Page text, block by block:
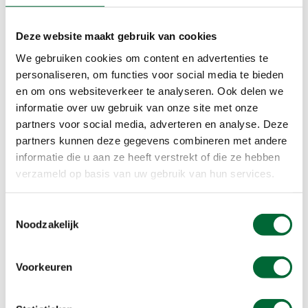
Deze website maakt gebruik van cookies
We gebruiken cookies om content en advertenties te
personaliseren, om functies voor social media te bieden
en om ons websiteverkeer te analyseren. Ook delen we
informatie over uw gebruik van onze site met onze
partners voor social media, adverteren en analyse. Deze
partners kunnen deze gegevens combineren met andere
informatie die u aan ze heeft verstrekt of die ze hebben
verzameld op basis van uw gebruik van hun services.
Noodzakelijk
Voorkeuren
Landschapstijl. Bochtige waterpartijen, glooiende
af en scheppen de illusie van een oneindig Bos.
De Heuvelwandeling is 6 kilometer. En de
wandelroute start bij De Boswinkel, waar je ook
meteen de routebeschrijving kan kopen voor
slechts €1,50. Liever een andere wandeling lopen
door het Amsterdamse Bos? Er zijn nog 6 andere
routes verkrijgbaar bij De Boswinkel.
Meer informatie
Rondwandeling Sloterplas
Even struinen langs het water. Dat kan tijdens de
rondwandeling van 6 kilometer rond de